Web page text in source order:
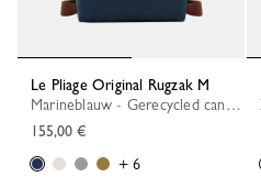
Le Pliage Original Rugzak M
Marineblauw - Gerecycled canvas
155,00 €
+ 6